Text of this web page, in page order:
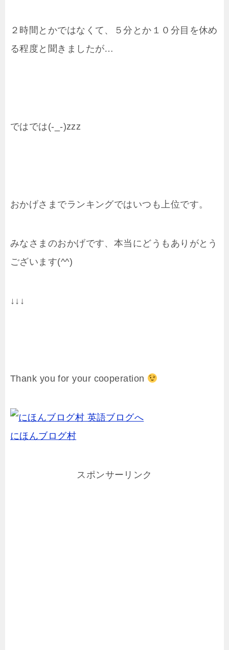
２時間とかではなくて、５分とか１０分目を休め
る程度と聞きましたが…
ではでは(-_-)zzz
おかげさまでランキングではいつも上位です。
みなさまのおかげです、本当にどうもありがとう
ございます(^^)
↓↓↓
Thank you for your cooperation
にほんブログ村
スポンサーリンク